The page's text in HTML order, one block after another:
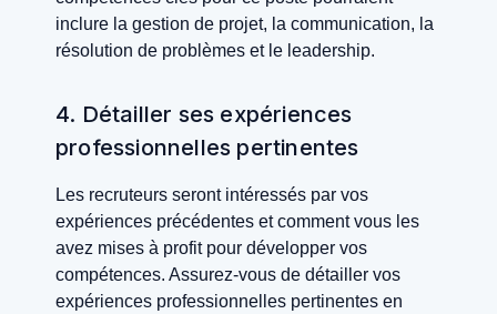
inclure la gestion de projet, la communication, la
résolution de problèmes et le leadership.
4. Détailler ses expériences
professionnelles pertinentes
Les recruteurs seront intéressés par vos
expériences précédentes et comment vous les
avez mises à profit pour développer vos
compétences. Assurez-vous de détailler vos
expériences professionnelles pertinentes en